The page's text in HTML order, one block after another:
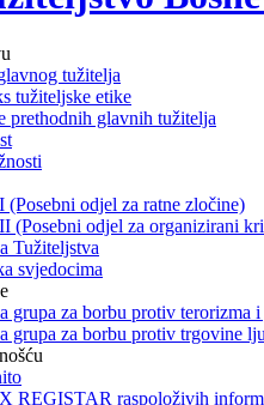
tužitelja
tužiteljske etike
prethodnih glavnih tužitelja
(Posebni odjel za ratne zločine)
(Posebni odjel za organizirani
Tužiteljstva
svjedocima
grupa za borbu protiv terorizma
grupa za borbu protiv trgovine
REGISTAR raspoloživih